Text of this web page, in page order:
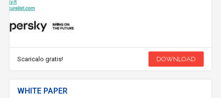
Scaricalo gratis! DOWNLOAD
WHITE PAPER